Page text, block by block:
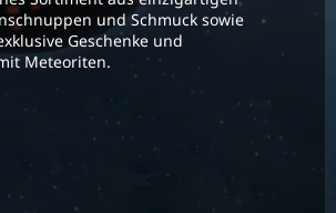
und Schmuck sowie
Geschenke und
Meteoriten.